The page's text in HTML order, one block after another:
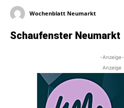
Wochenblatt Neumarkt
Schaufenster Neumarkt
-Anzeige-
Anzeige